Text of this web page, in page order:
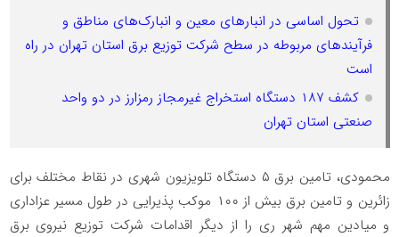
تحول اساسی در انبارهای معین و انبارک‌های مناطق و
فرآیندهای مربوطه در سطح شرکت توزیع برق استان تهران در راه
است
کشف ۱۸۷ دستگاه استخراج غیرمجاز رمزارز در دو واحد
صنعتی استان تهران
️محمودی، تامین برق ۵ دستگاه تلویزیون شهری در نقاط مختلف برای
زائرین و تامین برق بیش از ۱۰۰ موکب پذیرایی در طول مسیر عزاداری
و میادین مهم شهر ری را از دیگر اقدامات شرکت توزیع نیروی برق